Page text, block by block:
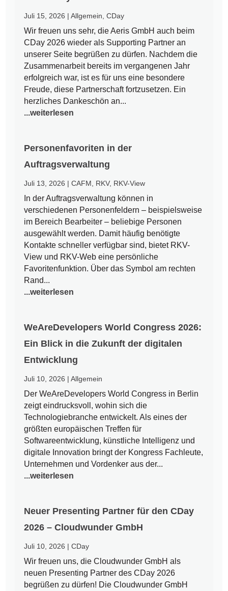
Juli 15, 2026 |Allgemein ,CDay
Wir freuen uns sehr, die Aeris GmbH auch beim
CDay 2026 wieder als Supporting Partner an
unserer Seite begrüßen zu dürfen. Nachdem die
Zusammenarbeit bereits im vergangenen Jahr
erfolgreich war, ist es für uns eine besondere
Freude, diese Partnerschaft fortzusetzen. Ein
herzliches Dankeschön an...
...weiterlesen
Personenfavoriten in der
Auftragsverwaltung
Juli 13, 2026 |CAFM RKV, RKV-View
In der Auftragsverwaltung können in
verschiedenen Personenfeldern – beispielsweise
im Bereich Bearbeiter – beliebige Personen
ausgewählt werden. Damit häufig benötigte
Kontakte schneller verfügbar sind, bietet RKV-
View und RKV-Web eine persönliche
Favoritenfunktion. Über das Symbol am rechten
Rand...
...weiterlesen
WeAreDevelopers World Congress 2026:
Ein Blick in die Zukunft der digitalen
Entwicklung
Juli 10, 2026 |Allgemein
Der WeAreDevelopers World Congress in Berlin
zeigt eindrucksvoll, wohin sich die
Technologiebranche entwickelt. Als eines der
größten europäischen Treffen für
Softwareentwicklung, künstliche Intelligenz und
digitale Innovation bringt der Kongress Fachleute,
Unternehmen und Vordenker aus der...
...weiterlesen
Neuer Presenting Partner für den CDay
2026 – Cloudwunder GmbH
Juli 10, 2026 |CDay
Wir freuen uns, die Cloudwunder GmbH als
neuen Presenting Partner des CDay 2026
begrüßen zu dürfen! Die Cloudwunder GmbH